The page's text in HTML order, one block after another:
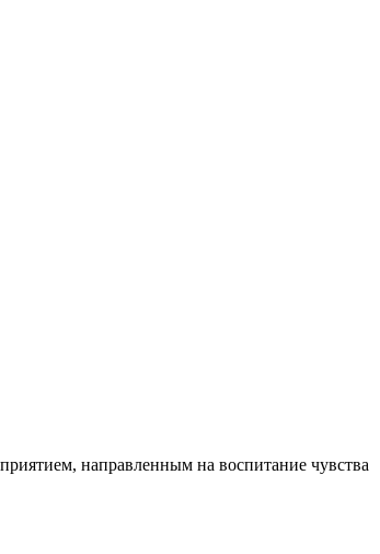
направленным на воспитание чувства